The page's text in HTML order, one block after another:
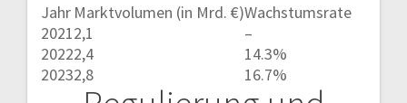
Jahr Marktvolumen (in Mrd. €)Wachstumsrate
20212,1
–
20222,4
14.3%
20232,8 16.7%